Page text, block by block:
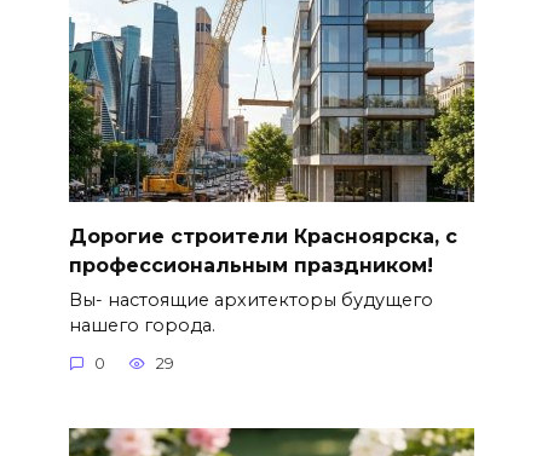
Дорогие строители Красноярска, с
профессиональным праздником!
Вы- настоящие архитекторы будущего
нашего города.
0 29